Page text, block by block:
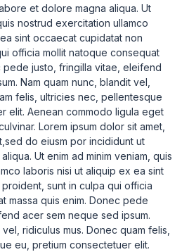
et dolore magna aliqua. Ut
nostrud exercitation ullamco
sint occaecat cupidatat non
officia mollit natoque consequat
pede justo, fringilla vitae, eleifend
Nam quam nunc, blandit vel,
felis, ultricies nec, pellentesque
elit. Aenean commodo ligula eget
Lorem ipsum dolor sit amet,
do eiusm por incididunt ut
Ut enim ad minim veniam, quis
laboris nisi ut aliquip ex ea sint
sunt in culpa qui officia
massa quis enim. Donec pede
acer sem neque sed ipsum.
ridiculus mus. Donec quam felis,
eu, pretium consectetuer elit.